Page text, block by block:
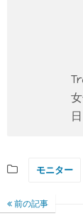
モニター
前の記事